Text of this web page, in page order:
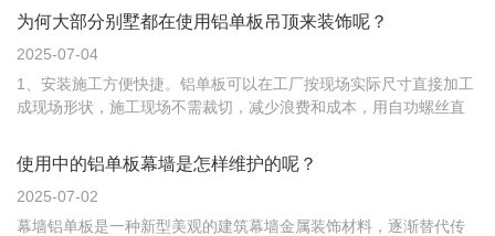
单板通过复合可获得许多原组分资料所没有的新功能，而且还是一
种高技能产品，无论是出产仍是运用，都含有很高的技能含量。所
以其与别的...
为何大部分别墅都在使用铝单板吊顶来装饰呢？
2025-07-04
1、安装施工方便快捷。铝单板可以在工厂按现场实际尺寸直接加工
成现场形状，施工现场不需裁切，减少浪费和成本，用自功螺丝直
可以满足所有设计要求。先进静电喷涂技术使得油漆与铝板间附着
均匀一致，光滑平整，颜色多样，选择空间大。 ...
使用中的铝单板幕墙是怎样维护的呢？
2025-07-02
幕墙铝单板是一种新型美观的建筑幕墙金属装饰材料，逐渐替代传